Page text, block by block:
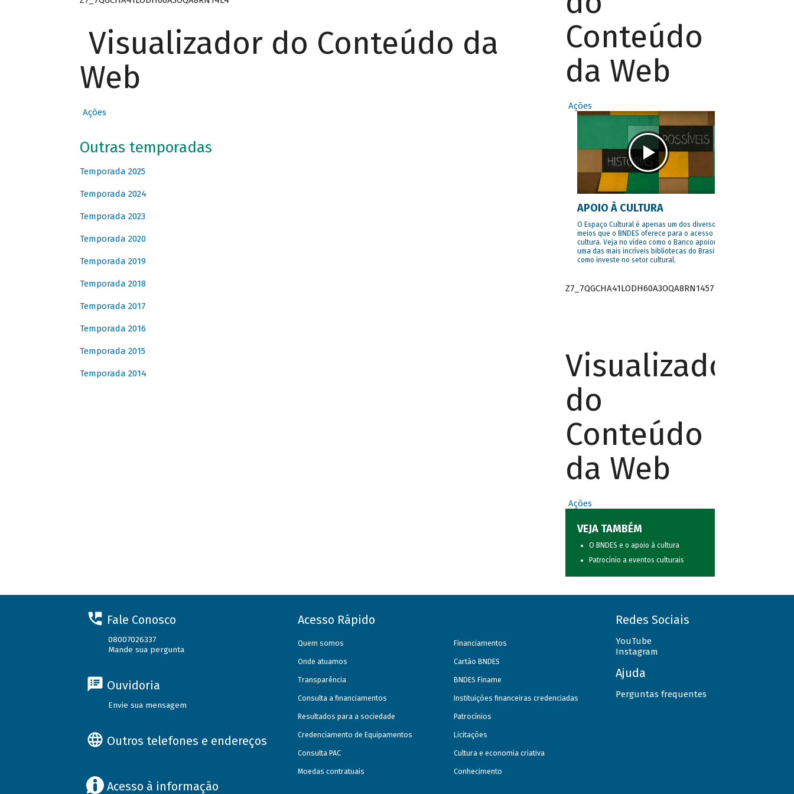
Visualizador do Conteúdo da
Web
Ações
Outras temporadas
Temporada 2025
Temporada 2024
Temporada 2023
Temporada 2020
Temporada 2019
Temporada 2018
Temporada 2017
Temporada 2016
Temporada 2015
Temporada 2014
Conteúdo
da Web
Ações
APOIO À CULTURA
O Espaço Cultural é apenas um dos diversos
meios que o BNDES oferece para o acesso à
cultura. Veja no vídeo como o Banco apoiou
uma das mais incríveis bibliotecas do Brasil e
como investe no setor cultural.
Z7_7QGCHA41LODH60A3OQA8RN1457
Visualizador
do
Conteúdo
da Web
Ações
VEJA TAMBÉM
O BNDES e o apoio à cultura
Patrocínio a eventos culturais
Fale Conosco
08007026337
Mande sua pergunta
Ouvidoria
Envie sua mensagem
Outros telefones e endereços
Acesso à informação
Acesso Rápido
Quem somos
Onde atuamos
Transparência
Consulta a financiamentos
Resultados para a sociedade
Credenciamento de Equipamentos
Consulta PAC
Moedas contratuais
Financiamentos
Cartão BNDES
BNDES Finame
Instituições financeiras credenciadas
Patrocínios
Licitações
Cultura e economia criativa
Conhecimento
Redes Sociais
YouTube
Instagram
Ajuda
Perguntas frequentes